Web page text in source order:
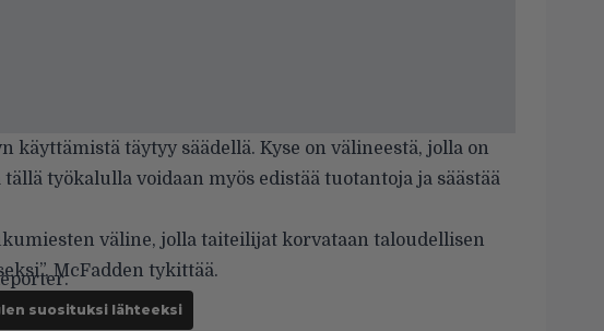
käyttämistä täytyy säädellä. Kyse on välineestä, jolla on
työkalulla voidaan myös edistää tuotantoja ja säästää
väline, jolla taiteilijat korvataan taloudellisen
McFadden tykittää.
suosituksi lähteeksi